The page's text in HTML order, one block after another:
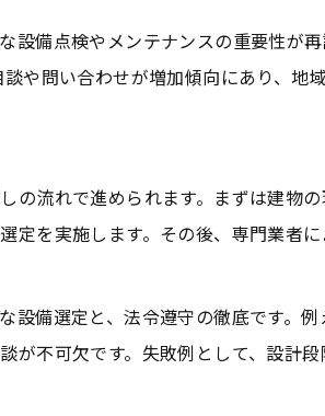
消防設備改良工事の現場で役立つ工夫
設備の法令対応に強くなるための知識
消防設備改良工事で重要な法令遵守の
堺市南区における消防設備の条例解説
消防設備点検と法令報告の流れと注意
設備点検やメンテナンスの重要性が
や問い合わせが増加傾向にあり、地
の流れで進められます。まずは建物
定を実施します。その後、専門業者
設備選定と、法令遵守の徹底です。
が不可欠です。失敗例として、設計